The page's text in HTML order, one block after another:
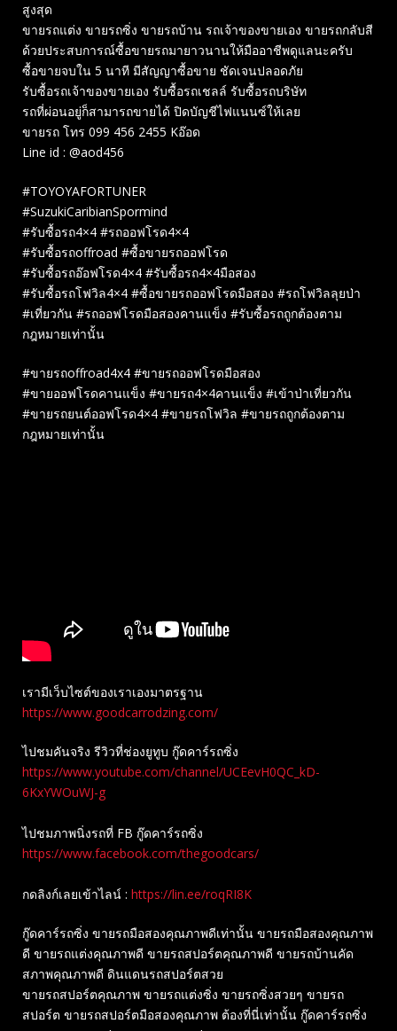
สูงสุด
ขายรถแต่ง ขายรถซิ่ง ขายรถบ้าน รถเจ้าของขายเอง ขายรถกลับสี
ด้วยประสบการณ์ซื้อขายรถมายาวนานให้มืออาชีพดูแลนะครับ
ซื้อขายจบใน 5 นาที มีสัญญาซื้อขาย ชัดเจนปลอดภัย
รับซื้อรถเจ้าของขายเอง รับซื้อรถเชลล์ รับซื้อรถบริษัท
รถที่ผ่อนอยู่ก็สามารถขายได้ ปิดบัญชีไฟแนนซ์ให้เลย
ขายรถ โทร 099 456 2455 Kอ๊อด
Line id : @aod456
#TOYOYAFORTUNER
#SuzukiCaribianSpormind
#รับซื้อรถ4×4 #รถออฟโรด4×4
#รับซื้อรถoffroad #ซื้อขายรถออฟโรด
#รับซื้อรถอ๊อฟโรด4×4 #รับซื้อรถ4×4มือสอง
#รับซื้อรถโฟวิล4×4 #ซื้อขายรถออฟโรดมือสอง #รถโฟวิลลุยป่า
#เที่ยวกัน #รถออฟโรดมือสองคานแข็ง #รับซื้อรถถูกต้องตาม
กฎหมายเท่านั้น
#ขายรถoffroad4x4 #ขายรถออฟโรดมือสอง
#ขายออฟโรดคานแข็ง #ขายรถ4×4คานแข็ง #เข้าป่าเที่ยวกัน
#ขายรถยนต์ออฟโรด4×4 #ขายรถโฟวิล #ขายรถถูกต้องตาม
กฎหมายเท่านั้น
เรามีเว็บไซต์ของเราเองมาตรฐาน
https://www.goodcarrodzing.com/
ไปชมคันจริง รีวิวที่ช่องยู​ทูบ​ กู๊ดคาร์รถซิ่ง
https://www.youtube.com/channel/UCEevH0QC_kD-
6KxYWOuWJ-g
ไปชมภาพนิ่งรถที่ FB กู๊ดคาร์รถซิ่ง
https://www.facebook.com/thegoodcars/
กดลิงก์เลยเข้าไลน์ : https://lin.ee/roqRI8K
กู๊ดคาร์รถซิ่ง ขายรถมือสองคุณภาพดีเท่านั้น ขายรถมือสองคุณภาพ
ดี ขายรถแต่งคุณภาพดี ขายรถสปอร์ตคุณภาพดี ขายรถบ้านคัด
สภาพคุณภาพดี ดินแดนรถสปอร์ตสวย
ขายรถสปอร์ตคุณภาพ ขายรถแต่งซิ่ง ขายรถซิ่งสวยๆ ขายรถ
สปอร์ต ขายรถสปอร์ตมือสองคุณภาพ ต้องที่นี่เท่านั้น กู๊ดคาร์รถซิ่ง